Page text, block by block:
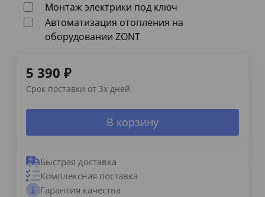
Монтаж электрики под ключ
Автоматизация отопления на
оборудовании ZONT
5 390 ₽
Срок поставки от 3х дней
В корзину
Быстрая доставка
Комплексная поставка
Гарантия качества